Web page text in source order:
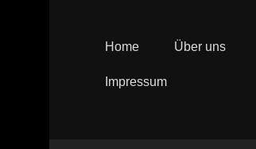
Home Über uns
Impressum